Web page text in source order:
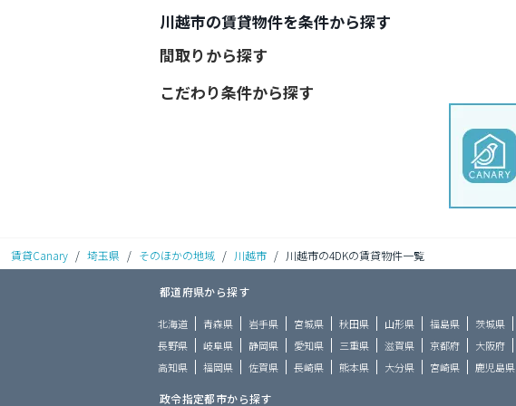
川越市の賃貸物件を条件から探す
間取りから探す
こだわり条件から探す
賃貸Canary / 埼玉県 / そのほかの地域 / 川越市 / 川越市の4DKの賃貸物件一覧
都道府県から探す
北海道 青森県 岩手県 宮城県 秋田県 山形県 福島県 茨城県
長野県
岐阜県 静岡県 愛知県 三重県 滋賀県 京都府 大阪府
高知県
福岡県 佐賀県 長崎県 熊本県 大分県 宮崎県 鹿児島県
政令指定都市から探す